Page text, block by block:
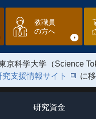
教職員
の方へ
科学大学（Science
支援情報サイト に
研究資金